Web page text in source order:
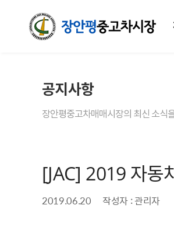
공지사항
장안평중고차매매시장의 최신 소식
[JAC] 2019 자동
2019.06.20 작성자 : 관리자